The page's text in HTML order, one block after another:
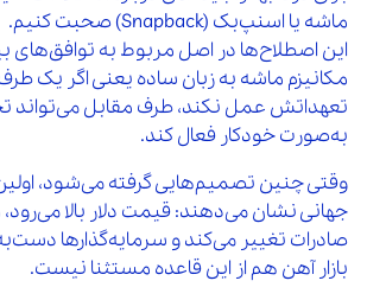
ماشه یا اسنپ‌بک (Snapback) صحبت کنیم.
این اصطلاح‌ها در اصل مربوط به توافق‌های
مکانیزم ماشه به زبان ساده یعنی اگر یک
تعهداتش عمل نکند، طرف مقابل می‌تواند
به‌صورت خودکار فعال کند.
وقتی چنین تصمیم‌هایی گرفته می‌شود، اولین
جهانی نشان می‌دهند: قیمت دلار بالا می‌رود،
صادرات تغییر می‌کند و سرمایه‌گذارها
بازار آهن هم از این قاعده مستثنا نیست.